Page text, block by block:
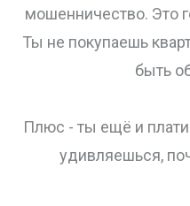
мошенничество. Это
Ты не покупаешь
быть
Плюс - ты ещё и
удивляешься,